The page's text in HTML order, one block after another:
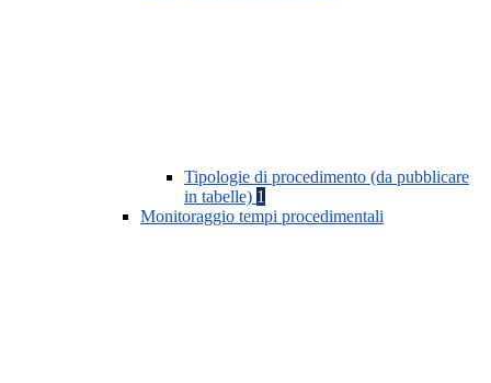
Tipologie di procedimento (da pubblicare
in tabelle) 1
Monitoraggio tempi procedimentali